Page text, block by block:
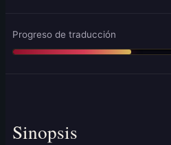
Progreso de traducción
Sinopsis